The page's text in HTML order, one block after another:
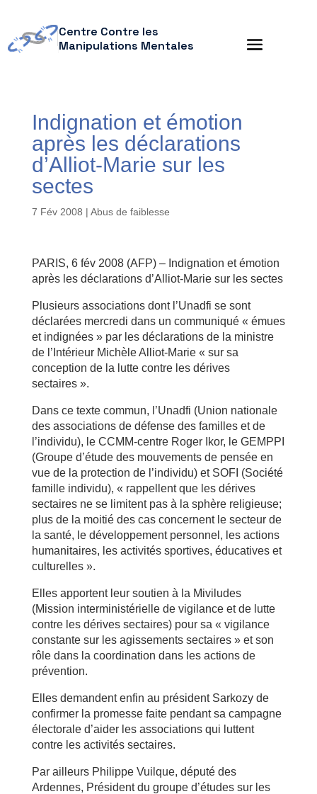
Centre Contre les
Manipulations Mentales
Indignation et émotion
après les déclarations
d’Alliot-Marie sur les
sectes
7 Fév 2008 | Abus de faiblesse
PARIS, 6 fév 2008 (AFP) – Indignation et émotion
après les déclarations d’Alliot-Marie sur les sectes
Plusieurs associations dont l’Unadfi se sont
déclarées mercredi dans un communiqué « émues
et indignées » par les déclarations de la ministre
de l’Intérieur Michèle Alliot-Marie « sur sa
conception de la lutte contre les dérives
sectaires ».
Dans ce texte commun, l’Unadfi (Union nationale
des associations de défense des familles et de
l’individu), le CCMM-centre Roger Ikor, le GEMPPI
(Groupe d’étude des mouvements de pensée en
vue de la protection de l’individu) et SOFI (Société
famille individu), « rappellent que les dérives
sectaires ne se limitent pas à la sphère religieuse;
plus de la moitié des cas concernent le secteur de
la santé, le développement personnel, les actions
humanitaires, les activités sportives, éducatives et
culturelles ».
Elles apportent leur soutien à la Miviludes
(Mission interministérielle de vigilance et de lutte
contre les dérives sectaires) pour sa « vigilance
constante sur les agissements sectaires » et son
rôle dans la coordination dans les actions de
prévention.
Elles demandent enfin au président Sarkozy de
confirmer la promesse faite pendant sa campagne
électorale d’aider les associations qui luttent
contre les activités sectaires.
Par ailleurs Philippe Vuilque, député des
Ardennes, Président du groupe d’études sur les